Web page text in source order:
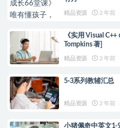
精品资源 2 年前
《实用 Visual
Tompkins 著]
精品资源 2 年前
5·3系列教辅汇总
精品资源 2 年前
小猪佩奇中英文1-